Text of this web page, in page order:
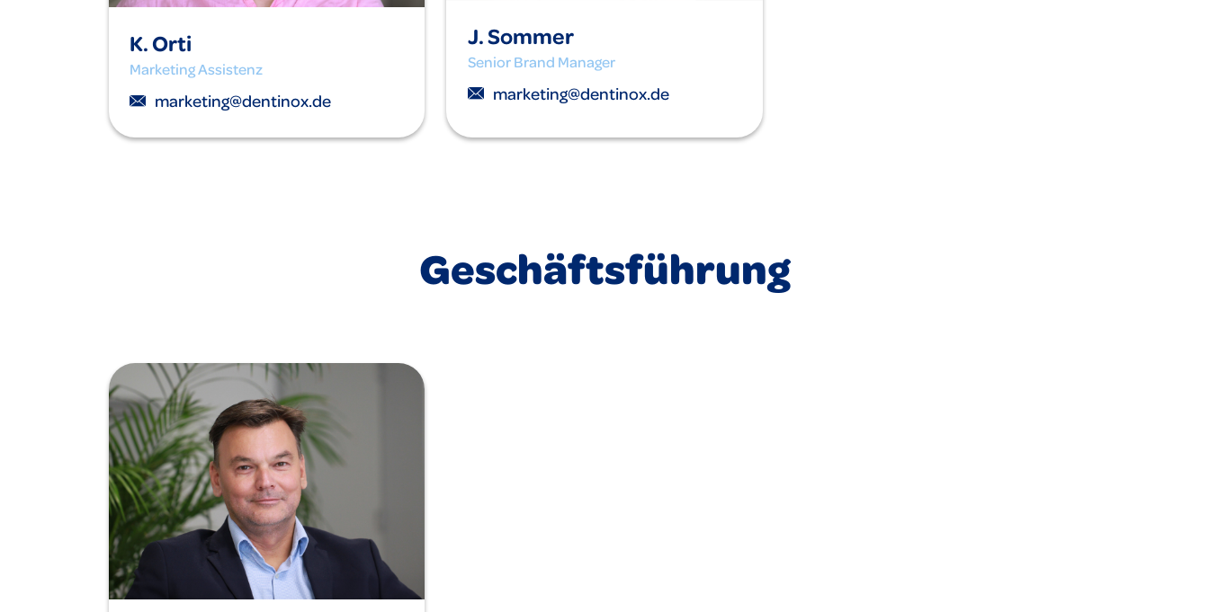
K. Orti
Marketing Assistenz
marketing@dentinox.de
J. Sommer
Senior Brand Manager
marketing@dentinox.de
Geschäftsführung